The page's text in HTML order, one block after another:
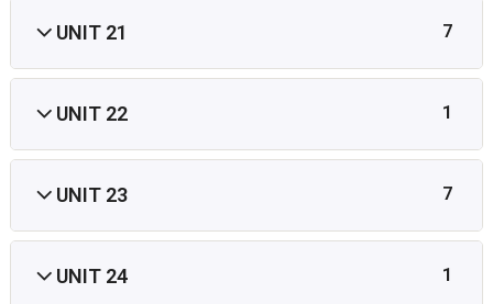
UNIT 21 7
UNIT 22 1
UNIT 23 7
UNIT 24 1